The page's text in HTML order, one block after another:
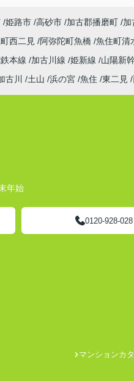
姫路市 高砂市 加古郡播磨町 加
西二見 阿弥陀町魚橋 魚住町清
本線 加古川線 姫新線 山陽新
古川 土山 浜の宮 魚住 東二見
年始
0120-928-028
マンションカ